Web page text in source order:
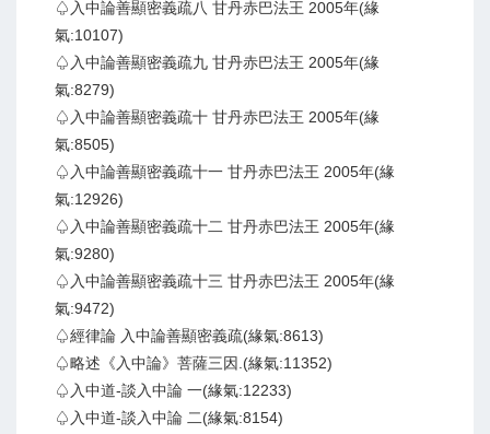
♤入中論善顯密義疏八 甘丹赤巴法王 2005年(緣
氣:10107)
♤入中論善顯密義疏九 甘丹赤巴法王 2005年(緣
氣:8279)
♤入中論善顯密義疏十 甘丹赤巴法王 2005年(緣
氣:8505)
♤入中論善顯密義疏十一 甘丹赤巴法王 2005年(緣
氣:12926)
♤入中論善顯密義疏十二 甘丹赤巴法王 2005年(緣
氣:9280)
♤入中論善顯密義疏十三 甘丹赤巴法王 2005年(緣
氣:9472)
♤經律論 入中論善顯密義疏(緣氣:8613)
♤略述《入中論》菩薩三因.(緣氣:11352)
♤入中道-談入中論 一(緣氣:12233)
♤入中道-談入中論 二(緣氣:8154)